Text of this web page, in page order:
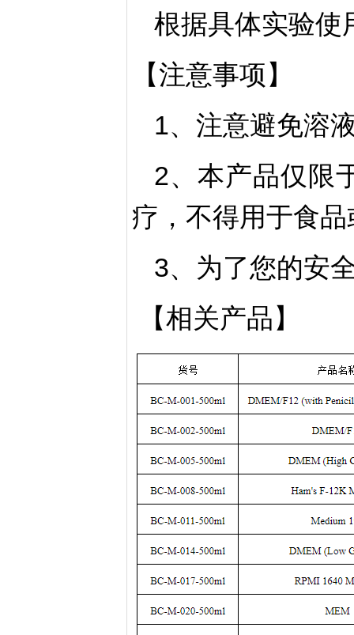
根据具体实验使
【注意事项】
1、注意避免溶
2、本产品仅限
疗，不得用于食
3、为了您的安
【相关产品】